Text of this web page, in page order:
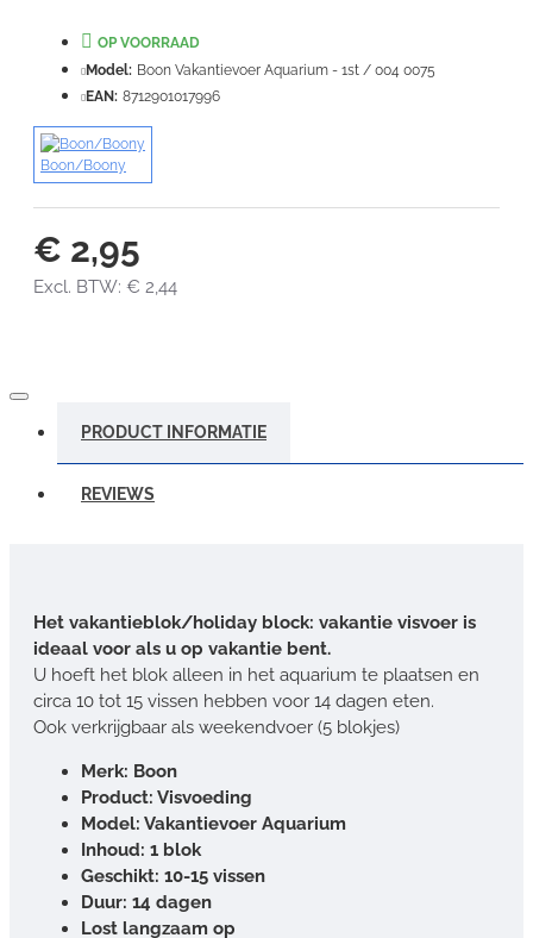
Waardering:
Slecht Goed
€ 2,95
Excl. BTW: € 2,44
OP VOORRAAD
Model: Boon Vakantievoer Aquarium - 1st / 004 0075
EAN: 8712901017996
Boon/Boony
PRODUCT INFORMATIE
REVIEWS
Het vakantieblok/holiday block: vakantie visvoer is
ideaal voor als u op vakantie bent.
U hoeft het blok alleen in het aquarium te plaatsen en
circa 10 tot 15 vissen hebben voor 14 dagen eten.
Ook verkrijgbaar als weekendvoer (5 blokjes)
Merk: Boon
Product: Visvoeding
Model: Vakantievoer Aquarium
Inhoud: 1 blok
Geschikt: 10-15 vissen
Duur: 14 dagen
Lost langzaam op